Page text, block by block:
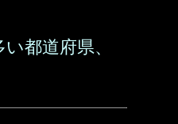
都道府県、